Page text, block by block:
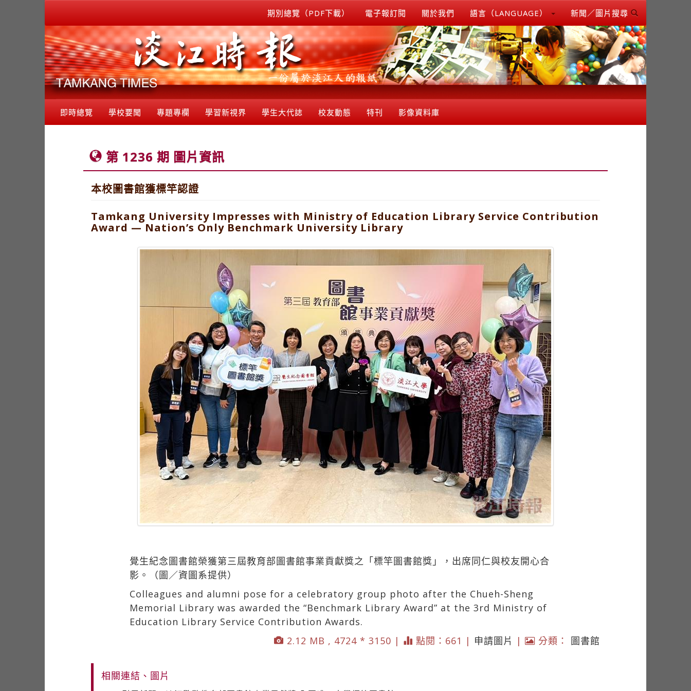
期別總覽（PDF下載） 電子報訂閱 關於我們 語言（LANGUAGE） 新聞／圖片搜尋
即時總覽 學校要聞 專題專欄 學習新視界 學生大代誌 校友動態 特刊 影像資料庫
第 1236 期 圖片資訊
本校圖書館獲標竿認證
Tamkang University Impresses with Ministry of Education Library Service Contribution
Award — Nation’s Only Benchmark University Library
覺生紀念圖書館榮獲第三屆教育部圖書館事業貢獻獎之「標竿圖書館獎」，出席同仁與校友開心合
影。（圖／資圖系提供）
Colleagues and alumni pose for a celebratory group photo after the Chueh-Sheng
Memorial Library was awarded the “Benchmark Library Award” at the 3rd Ministry of
Education Library Service Contribution Awards.
2.12 MB , 4724 * 3150 |
點閱：661 | 申請圖片 | 分類： 圖書館
相關連結、圖片